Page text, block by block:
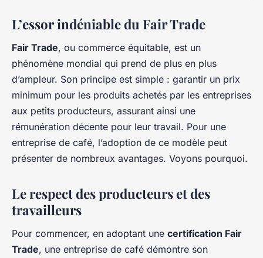
L’essor indéniable du Fair Trade
Fair Trade, ou commerce équitable, est un
phénomène mondial qui prend de plus en plus
d’ampleur. Son principe est simple : garantir un prix
minimum pour les produits achetés par les entreprises
aux petits producteurs, assurant ainsi une
rémunération décente pour leur travail. Pour une
entreprise de café, l’adoption de ce modèle peut
présenter de nombreux avantages. Voyons pourquoi.
Le respect des producteurs et des
travailleurs
Pour commencer, en adoptant une certification Fair
Trade, une entreprise de café démontre son